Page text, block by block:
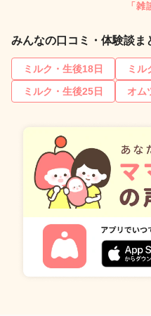
「
みんなの口コミ・体験談ま
ミルク・生後18日
ミル
ミルク・生後25日
オム